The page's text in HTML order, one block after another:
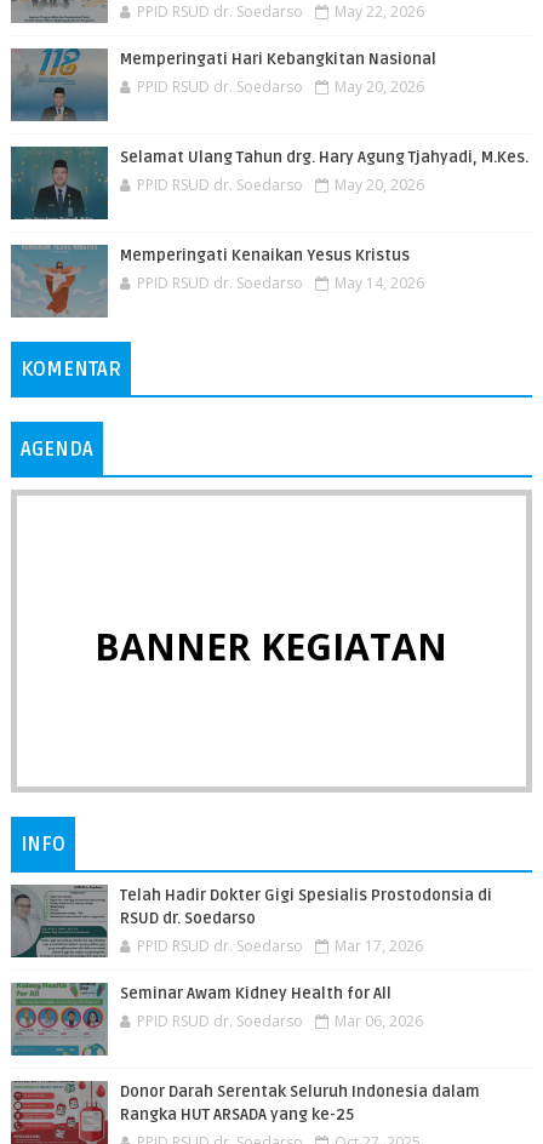
PPID RSUD dr. Soedarso May 22, 2026
Memperingati Hari Kebangkitan Nasional
PPID RSUD dr. Soedarso May 20, 2026
Selamat Ulang Tahun drg. Hary Agung Tjahyadi, M.Kes.
PPID RSUD dr. Soedarso May 20, 2026
Memperingati Kenaikan Yesus Kristus
PPID RSUD dr. Soedarso May 14, 2026
KOMENTAR
AGENDA
BANNER KEGIATAN
INFO
Telah Hadir Dokter Gigi Spesialis Prostodonsia di
RSUD dr. Soedarso
PPID RSUD dr. Soedarso Mar 17, 2026
Seminar Awam Kidney Health for All
PPID RSUD dr. Soedarso Mar 06, 2026
Donor Darah Serentak Seluruh Indonesia dalam
Rangka HUT ARSADA yang ke-25